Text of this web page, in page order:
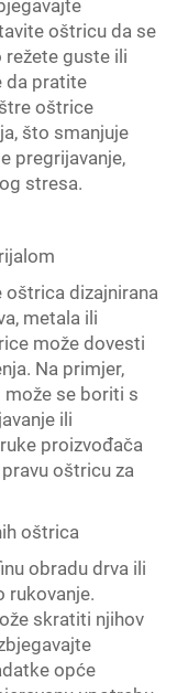
oštricu da se
režete guste ili
da pratite
oštrice
što smanjuje
pregrijavanje,
stresa.
oštrica dizajnirana
metala ili
može dovesti
Na primjer,
se boriti s
ili
proizvođača
oštricu za
oštrica
obradu drva ili
rukovanje.
skratiti njihov
opće